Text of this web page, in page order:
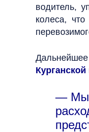
водитель,
колеса,
Дальнейшее
— Мы